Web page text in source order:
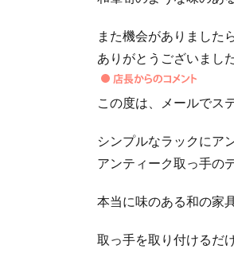
また機会がありました
ありがとうございました
この度は、メールでス
シンプルなラックにア
アンティーク取っ手の
本当に味のある和の家
取っ手を取り付けるだ